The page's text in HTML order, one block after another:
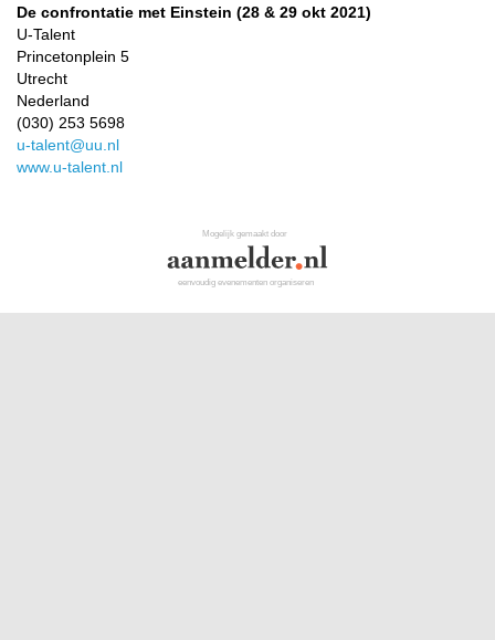
De confrontatie met Einstein (28 & 29 okt 2021)
U-Talent
Princetonplein 5
Utrecht
Nederland
(030) 253 5698
u-talent@uu.nl
www.u-talent.nl
Mogelijk gemaakt door
eenvoudig evenementen organiseren